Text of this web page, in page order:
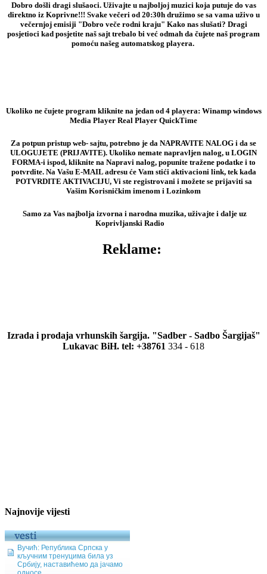
Dobro došli dragi slušaoci. Uživajte u najboljoj muzici koja putuje do vas
direktno iz Koprivne!!! Svake večeri od 20:30h družimo se sa vama uživo u
večernjoj emisiji "Dobro veče rodni kraju" Kako nas slušati? Dragi
posjetioci kad posjetite naš sajt trebalo bi već odmah da čujete naš program
pomoću našeg automatskog playera.
Ukoliko ne čujete program kliknite na jedan od 4 playera: Winamp windows
Media Player Real Player QuickTime
Za potpun pristup web- sajtu, potrebno je da NAPRAVITE NALOG i da se
ULOGUJETE (PRIJAVITE). Ukoliko nemate napravljen nalog, u LOGIN
FORMA-i ispod, kliknite na Napravi nalog, popunite tražene podatke i to
potvrdite. Na Vašu E-MAIL adresu će Vam stići aktivacioni link, tek kada
POTVRDITE AKTIVACIJU, Vi ste registrovani i možete se prijaviti sa
Vašim Korisničkim imenom i Lozinkom
Samo za Vas najbolja izvorna i narodna muzika, uživajte i dalje uz
Koprivljanski Radio
Reklame:
Izrada i prodaja vrhunskih šargija. "Sadber - Sadbo Šargijaš"
Lukavac BiH. tel: +38761 334 - 618
Najnovije vijesti